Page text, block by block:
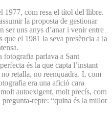
1977, com resa el títol del llibre.
la proposta de gestionar
ser uns anys d’anar i venir entre
el 1981 la seva presència a la
fotografia parlava a Sant
és la que capta l’instant
retalla, no reenquadra. I, com
era una afició cara
autoexigent, molt precís, com
repte: “quina és la millor